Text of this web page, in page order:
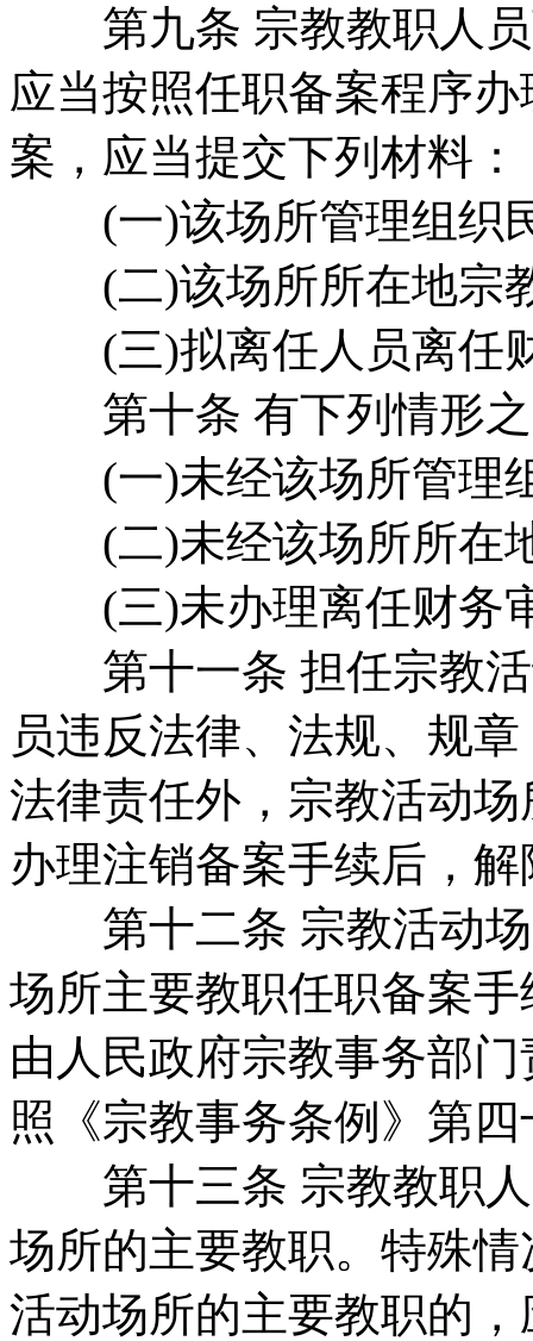
第九条 宗教教职人员
应当按照任职备案程序
案，应当提交下列材料：
(一)该场所管理组织
(二)该场所所在地宗
(三)拟离任人员离任
第十条 有下列情形之
(一)未经该场所管理
(二)未经该场所所在
(三)未办理离任财务
第十一条 担任宗教活
员违反法律、法规、规
法律责任外，宗教活动
办理注销备案手续后，
第十二条 宗教活动场
场所主要教职任职备案
由人民政府宗教事务部
照《宗教事务条例》第
第十三条 宗教教职人
场所的主要教职。特殊
活动场所的主要教职的